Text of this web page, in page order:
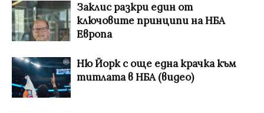
Заклис разкри един от
ключовите принципи на НБА
Европа
Ню Йорк с още една крачка към
титлата в НБА (видео)